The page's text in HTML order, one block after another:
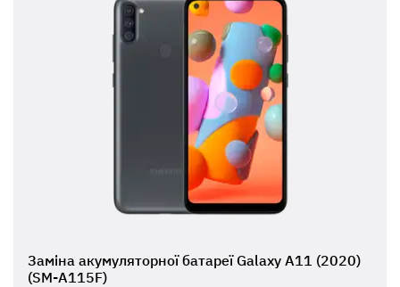
Заміна акумуляторної батареї Galaxy A11 (2020)
(SM-A115F)